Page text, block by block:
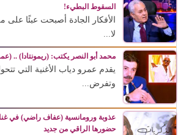
السقوط البطيء!
الأفكار الجادة أصبحت عبئًا على
لا...
محمد أبو النصر يكتب: (ريمونتادا) ..
يقدم عمرو دياب الأغنية التي
وتفرض...
عذوبة ورومانسية (عفاف راضي) في
حضورها الراقي من جديد